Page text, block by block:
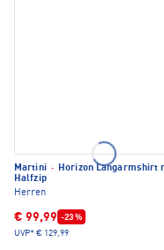
Martini · Horizon Langarmshirt
Halfzip
Herren
€ 99,99 -23 %
UVP* € 129,99